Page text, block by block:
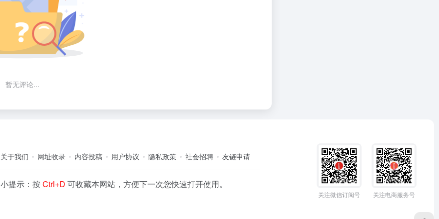
暂无评论...
关于我们 网址收录 内容投稿 用户协议 隐私政策 社会招聘 友链申请
小提示：按Ctrl+D可收藏本网站，方便下一次您快速打开使用。
关注微信订阅号 关注电商服务号